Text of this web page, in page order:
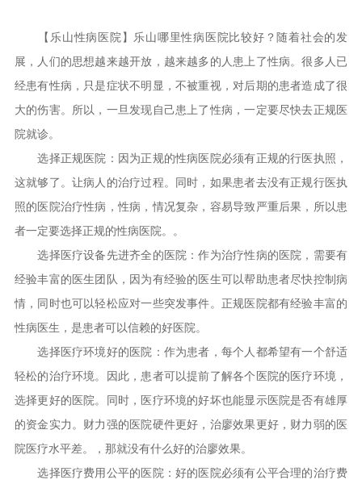
【乐山性病医院】乐山哪里性病医院比较好？随着社会的发
展，人们的思想越来越开放，越来越多的人患上了性病。很多人已
经患有性病，只是症状不明显，不被重视，对后期的患者造成了很
大的伤害。所以，一旦发现自己患上了性病，一定要尽快去正规医
院就诊。
选择正规医院：因为正规的性病医院必须有正规的行医执照，
这就够了。让病人的治疗过程。同时，如果患者去没有正规行医执
照的医院治疗性病，性病，情况复杂，容易导致严重后果，所以患
者一定要选择正规的性病医院。。
选择医疗设备先进齐全的医院：作为治疗性病的医院，需要有
经验丰富的医生团队，因为有经验的医生可以帮助患者尽快控制病
情，同时也可以轻松应对一些突发事件。正规医院都有经验丰富的
性病医生，是患者可以信赖的好医院。
选择医疗环境好的医院：作为患者，每个人都希望有一个舒适
轻松的治疗环境。因此，患者可以提前了解各个医院的医疗环境，
选择更好的医院。同时，医疗环境的好坏也能显示医院是否有雄厚
的资金实力。财力强的医院硬件更好，治廖效果更好，财力弱的医
院医疗水平差。，那就没有什么好的治廖效果。
选择医疗费用公平的医院：好的医院必须有公平合理的治疗费